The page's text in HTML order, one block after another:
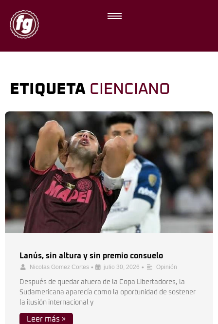
ETIQUETA CIENCIANO
Lanús, sin altura y sin premio consuelo
Nicolas Gomez Cortes • julio 30, 2026 • Opinión
Después de quedar afuera de la Copa Libertadores, la
Sudamericana aparecía como la oportunidad de sostener
la ilusión internacional y
Leer más »